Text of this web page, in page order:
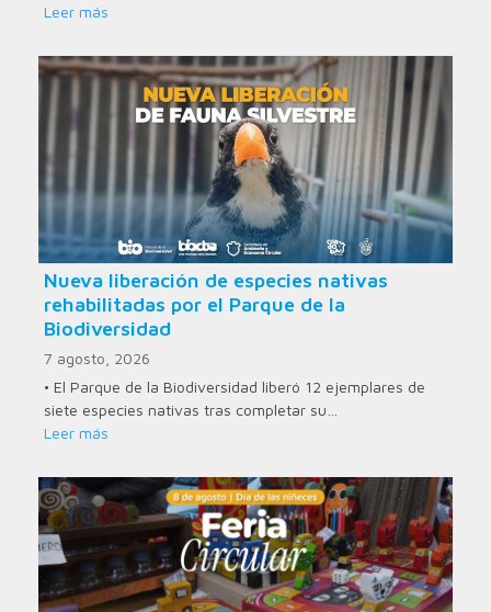
Leer más
Nueva liberación de especies nativas
rehabilitadas por el Parque de la
Biodiversidad
7 agosto, 2026
• El Parque de la Biodiversidad liberó 12 ejemplares de
siete especies nativas tras completar su…
Leer más